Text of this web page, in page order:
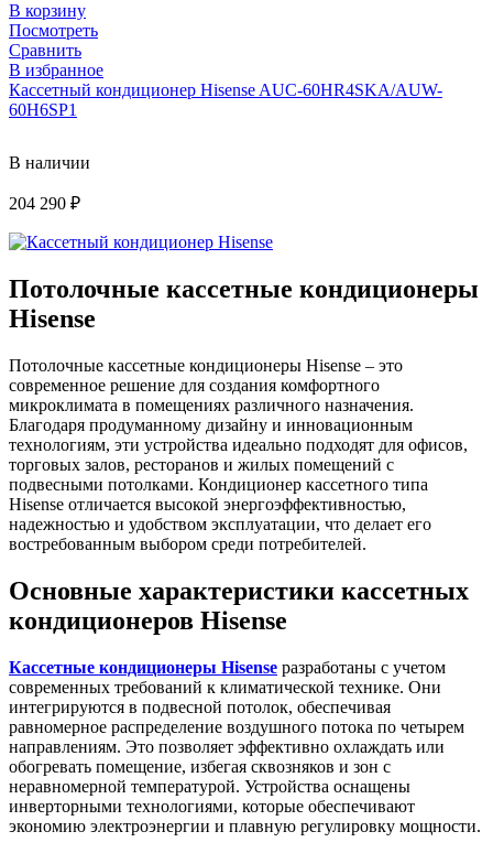
В корзину
Посмотреть
Сравнить
В избранное
Кассетный кондиционер Hisense AUC-60HR4SKA/AUW-
60H6SP1
В наличии
204 290 ₽
Потолочные кассетные кондиционеры
Hisense
Потолочные кассетные кондиционеры Hisense – это
современное решение для создания комфортного
микроклимата в помещениях различного назначения.
Благодаря продуманному дизайну и инновационным
технологиям, эти устройства идеально подходят для офисов,
торговых залов, ресторанов и жилых помещений с
подвесными потолками. Кондиционер кассетного типа
Hisense отличается высокой энергоэффективностью,
надежностью и удобством эксплуатации, что делает его
востребованным выбором среди потребителей.
Основные характеристики кассетных
кондиционеров Hisense
Кассетные кондиционеры Hisense разработаны с учетом
современных требований к климатической технике. Они
интегрируются в подвесной потолок, обеспечивая
равномерное распределение воздушного потока по четырем
направлениям. Это позволяет эффективно охлаждать или
обогревать помещение, избегая сквозняков и зон с
неравномерной температурой. Устройства оснащены
инверторными технологиями, которые обеспечивают
экономию электроэнергии и плавную регулировку мощности.